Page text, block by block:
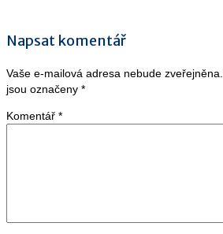
Napsat komentář
Vaše e-mailová adresa nebude zveřejněna.
jsou označeny *
Komentář *